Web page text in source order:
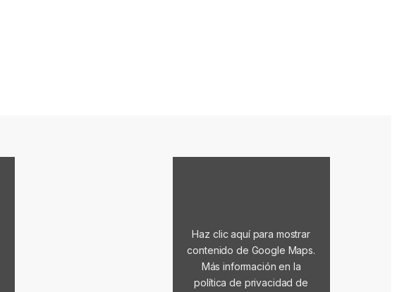
Haz clic aquí para mostrar
contenido de Google Maps.
Más información en la
política de privacidad de